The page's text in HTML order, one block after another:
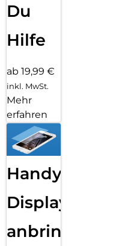
Du
Hilfe
ab 19,99 €
inkl. MwSt.
Mehr
erfahren
Handy
Displayfolie
anbringen